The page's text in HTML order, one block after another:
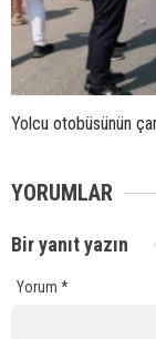
Yolcu otobüsünün
YORUMLAR
Bir yanıt yazın
Yorum *